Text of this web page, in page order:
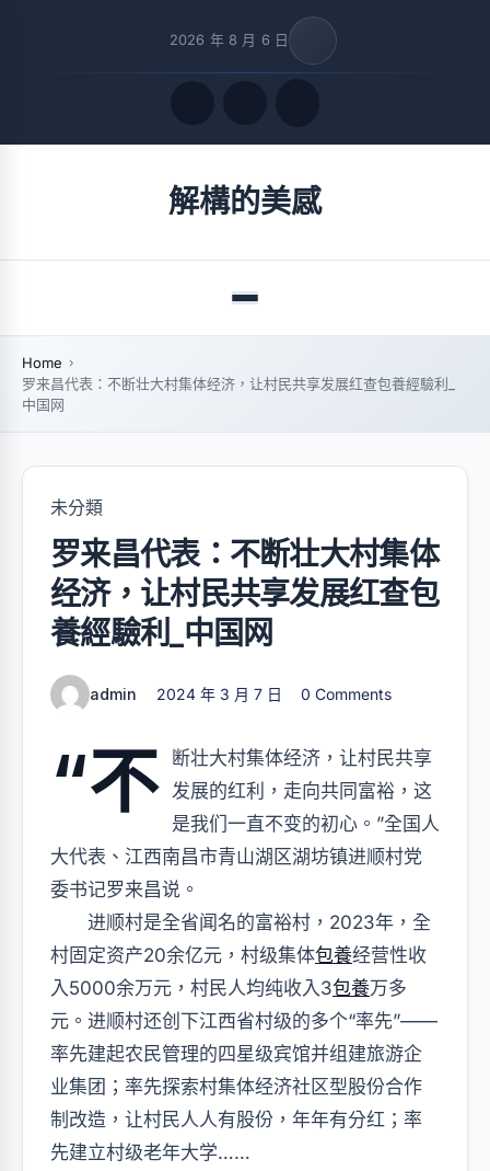
2026 年 8 月 6 日
解構的美感
Menu
Home
罗来昌代表：不断壮大村集体经济，让村民共享发展红查包養經驗利_
中国网
未分類
罗来昌代表：不断壮大村集体
经济，让村民共享发展红查包
養經驗利_中国网
admin 2024 年 3 月 7 日 0 Comments
“不
断壮大村集体经济，让村民共享
发展的红利，走向共同富裕，这
是我们一直不变的初心。”全国人
大代表、江西南昌市青山湖区湖坊镇进顺村党
委书记罗来昌说。
进顺村是全省闻名的富裕村，2023年，全
村固定资产20余亿元，村级集体包養经营性收
入5000余万元，村民人均纯收入3包養万多
元。进顺村还创下江西省村级的多个“率先”——
率先建起农民管理的四星级宾馆并组建旅游企
业集团；率先探索村集体经济社区型股份合作
制改造，让村民人人有股份，年年有分红；率
先建立村级老年大学……